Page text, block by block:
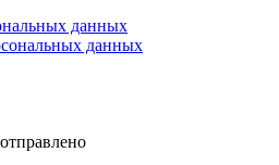
данных
данных